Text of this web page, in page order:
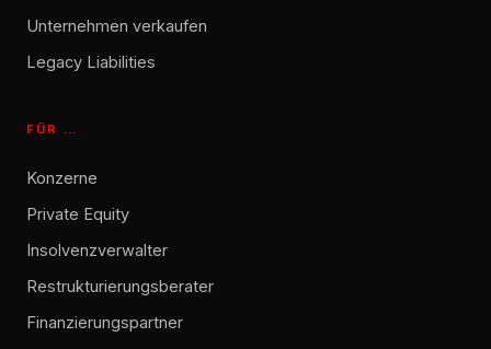
Unternehmen verkaufen
Legacy Liabilities
FÜR …
Konzerne
Private Equity
Insolvenzverwalter
Restrukturierungsberater
Finanzierungspartner